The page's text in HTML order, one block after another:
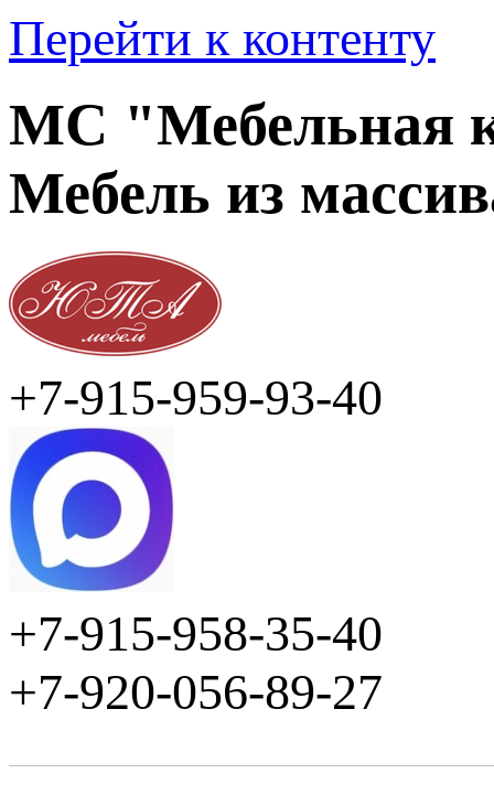
Перейти к контенту
МС "Мебельная
Мебель из
+7-915-959-93-40
+7-915-958-35-40
+7-920-056-89-27